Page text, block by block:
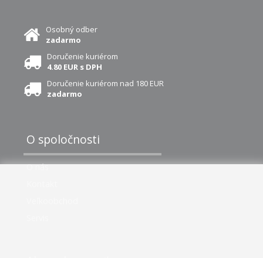
Osobný odber
zadarmo
Doručenie kuriérom
4.80 EUR s DPH
Doručenie kuriérom nad 180 EUR
zadarmo
O spoločnosti
O nás